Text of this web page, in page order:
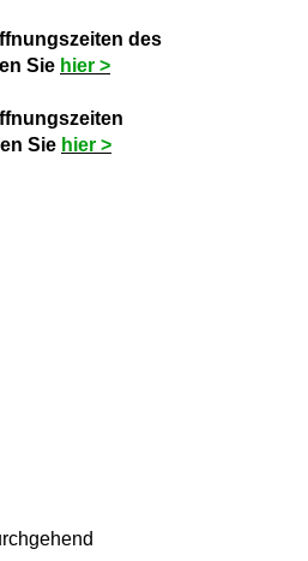
des
Sie hier >
Sie hier >